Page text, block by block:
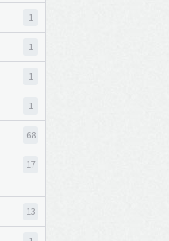
1
1
1
1
68
17
13